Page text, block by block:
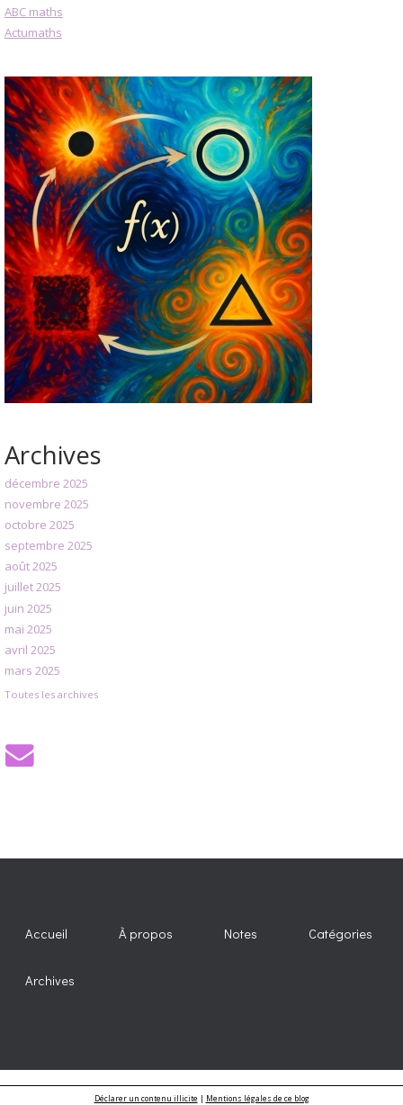
ABC maths
Actumaths
Archives
décembre 2025
novembre 2025
octobre 2025
septembre 2025
août 2025
juillet 2025
juin 2025
mai 2025
avril 2025
mars 2025
Toutes les archives
Accueil À propos Notes Catégories
Archives
Déclarer un contenu illicite| Mentions légales de ce blog